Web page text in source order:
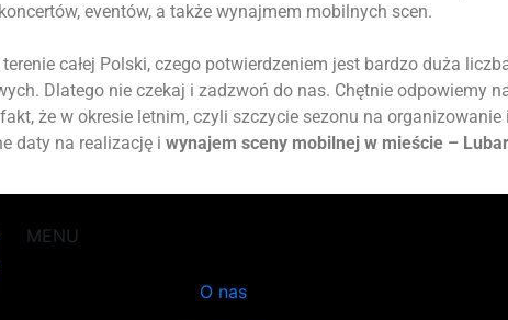
eventów, a także wynajmem mobilnych scen.
całej Polski, czego potwierdzeniem jest bardzo duża
Dlatego nie czekaj i zadzwoń do nas. Chętnie odpowiemy
że w okresie letnim, czyli szczycie sezonu na
daty na realizację i wynajem sceny mobilnej w mieście –
MENU
O nas